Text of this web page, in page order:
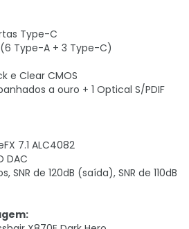
Type-C
(6 Type-A + 3 Type-C)
e Clear CMOS
a ouro + 1 Optical S/PDIF
7.1 ALC4082
DAC
SNR de 120dB (saída), SNR de 110dB